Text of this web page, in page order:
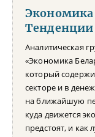
Экономика
Аналитическая
«Экономика
который
секторе и в
на ближайшую
куда движется
предстоят, и как